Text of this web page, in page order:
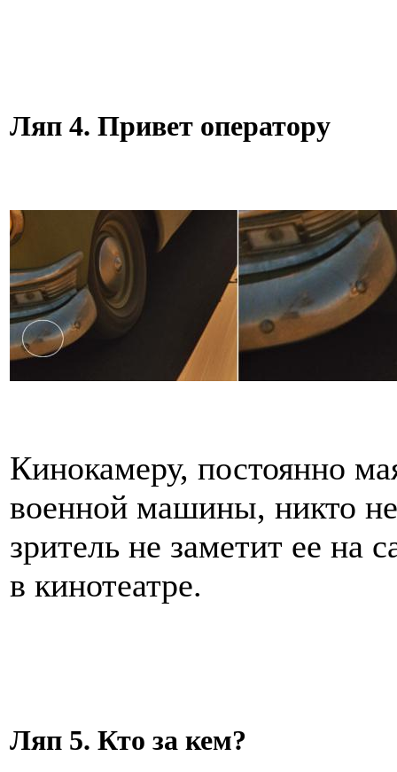
Ляп 4. Привет оператору
Кинокамеру, постоянно
военной машины, никто не
зритель не заметит ее на
в кинотеатре.
Ляп 5. Кто за кем?